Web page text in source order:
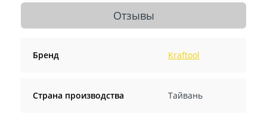
Отзывы
Бренд Kraftool
Страна производства Тайвань